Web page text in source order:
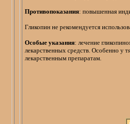
Противопоказания: повышенная
Гликопин не рекомендуется
Особые указания: лечение
лекарственных средств. Особенно у
лекарственным препаратам.